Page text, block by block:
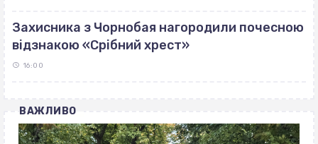
Захисника з Чорнобая нагородили почесною
відзнакою «Срібний хрест»
16:00
ВАЖЛИВО